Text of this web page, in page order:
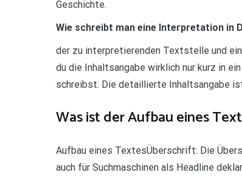
Geschichte.
Wie schreibt man eine Interpretation in
der zu interpretierenden Textstelle und
du die Inhaltsangabe wirklich nur kurz in
schreibst. Die detaillierte Inhaltsangabe
Was ist der Aufbau eines
Aufbau eines TextesÜberschrift: Die
auch für Suchmaschinen als Headline